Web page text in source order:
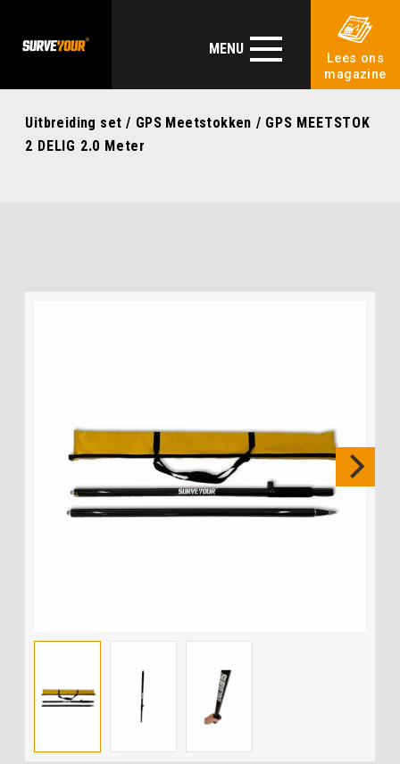
MENU
Lees ons
magazine
Uitbreiding set / GPS Meetstokken / GPS MEETSTOK
2 DELIG 2.0 Meter